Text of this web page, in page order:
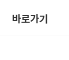
바로가기